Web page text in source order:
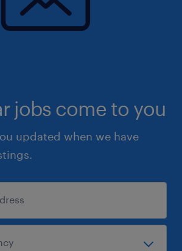
jobs come to you
updated when we have